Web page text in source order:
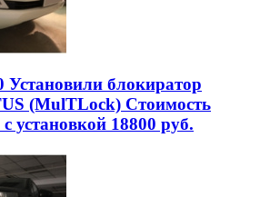
Установили блокиратор
(MulTLock) Стоимость
установкой 18800 руб.